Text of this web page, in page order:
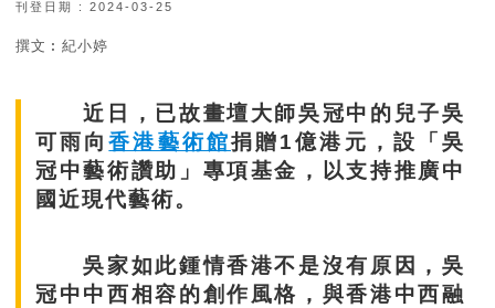
刊登日期 : 2024-03-25
撰文︰紀小婷
近日，已故畫壇大師吳冠中的兒子吳
可雨向香港藝術館捐贈1億港元，設「吳
冠中藝術讚助」專項基金，以支持推廣中
國近現代藝術。
吳家如此鍾情香港不是沒有原因，吳
冠中中西相容的創作風格，與香港中西融